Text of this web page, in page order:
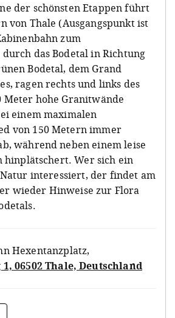
der schönsten Etappen führt
von Thale (Ausgangspunkt ist
zum
das Bodetal in Richtung
Bodetal, dem Grand
ragen rechts und links des
Meter hohe Granitwände
einem maximalen
von 150 Metern immer
während neben einem leise
hinplätschert. Wer sich ein
interessiert, der findet am
wieder Hinweise zur Flora
Hexentanzplatz,
1, 06502 Thale, Deutschland